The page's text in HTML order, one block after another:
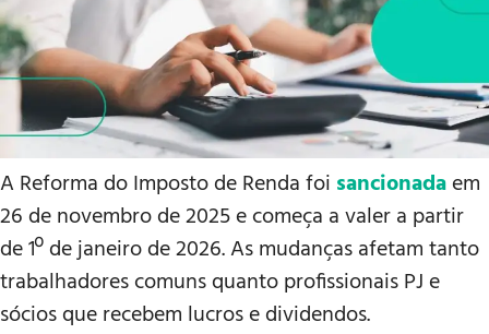
A Reforma do Imposto de Renda foi sancionadaem
26 de novembro de 2025 e começa a valer a partir
de 1º de janeiro de 2026. As mudanças afetam tanto
trabalhadores comuns quanto profissionais PJ e
sócios que recebem lucros e dividendos.